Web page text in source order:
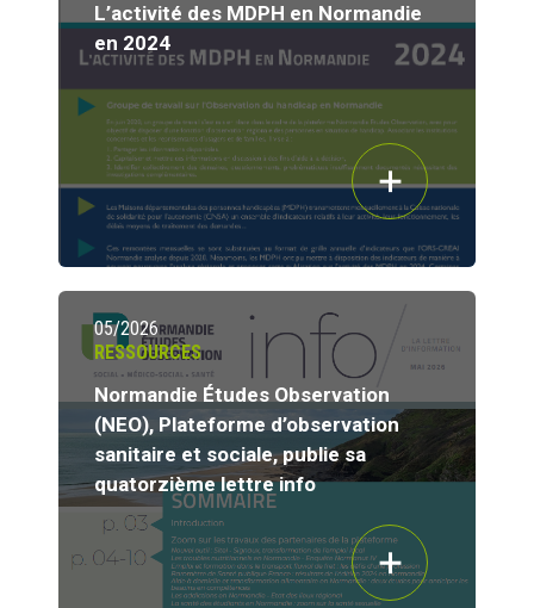
L’activité des MDPH en Normandie
en 2024
05/2026
RESSOURCES
Normandie Études Observation
(NEO), Plateforme d’observation
sanitaire et sociale, publie sa
quatorzième lettre info